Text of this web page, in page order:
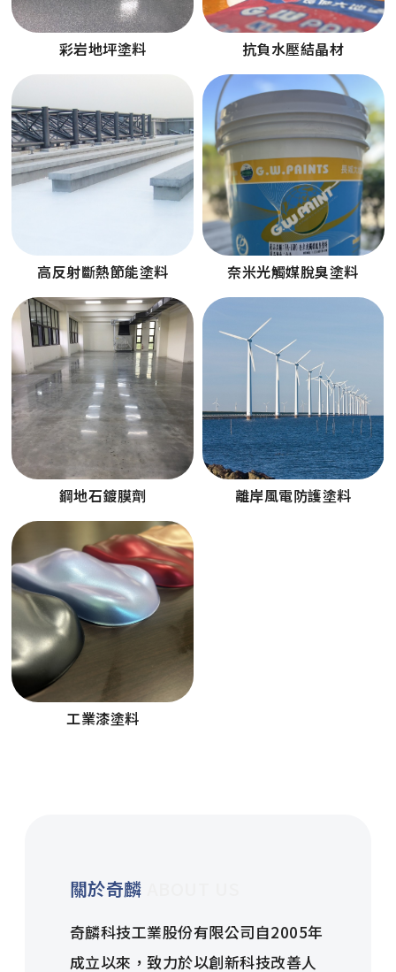
彩岩地坪塗料 抗負水壓結晶材
高反射斷熱節能塗料 奈米光觸媒脫臭塗料
鋼地石鍍膜劑 離岸風電防護塗料
工業漆塗料
關於奇麟
奇麟科技工業股份有限公司自2005年
成立以來，致力於以創新科技改善人